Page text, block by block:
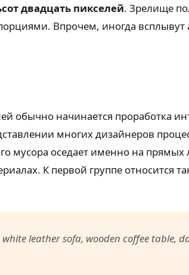
двадцать пикселей. Зрелище
Впрочем, иногда всплывут
обычно начинается проработка
многих дизайнеров
мусора оседает именно на прямых
К первой группе относится
leather sofa, wooden coffee table,